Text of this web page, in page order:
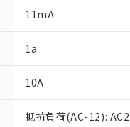
11mA
1a
10A
抵抗負荷(AC-12):
当社販売員
在庫状況お
ている必要
※2 対応予定月
部品在庫の切り替
DEHP(フタル酸ビス(2-
「ｅ」：有害物質
「10」：通常の使
味します。
たしません。
△ 一定数
－
在庫な
空
受注生